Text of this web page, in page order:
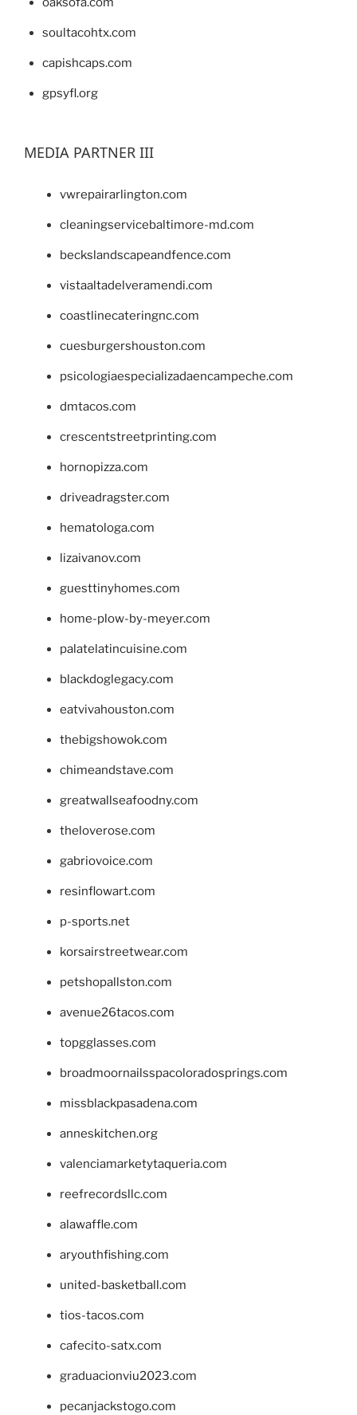
soultacohtx.com
capishcaps.com
gpsyfl.org
MEDIA PARTNER III
vwrepairarlington.com
cleaningservicebaltimore-md.com
beckslandscapeandfence.com
vistaaltadelveramendi.com
coastlinecateringnc.com
cuesburgershouston.com
psicologiaespecializadaencampeche.com
dmtacos.com
crescentstreetprinting.com
hornopizza.com
driveadragster.com
hematologa.com
lizaivanov.com
guesttinyhomes.com
home-plow-by-meyer.com
palatelatincuisine.com
blackdoglegacy.com
eatvivahouston.com
thebigshowok.com
chimeandstave.com
greatwallseafoodny.com
theloverose.com
gabriovoice.com
resinflowart.com
p-sports.net
korsairstreetwear.com
petshopallston.com
avenue26tacos.com
topgglasses.com
broadmoornailsspacoloradosprings.com
missblackpasadena.com
anneskitchen.org
valenciamarketytaqueria.com
reefrecordsllc.com
alawaffle.com
aryouthfishing.com
united-basketball.com
tios-tacos.com
cafecito-satx.com
graduacionviu2023.com
pecanjackstogo.com